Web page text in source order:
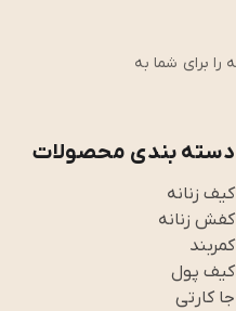
تجربه را برای شما به
دسته بندی محصولات
کیف زنانه
کفش زنانه
کمربند
کیف پول
جا کارتی